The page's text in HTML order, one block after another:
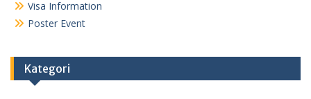
Visa Information
Poster Event
Kategori